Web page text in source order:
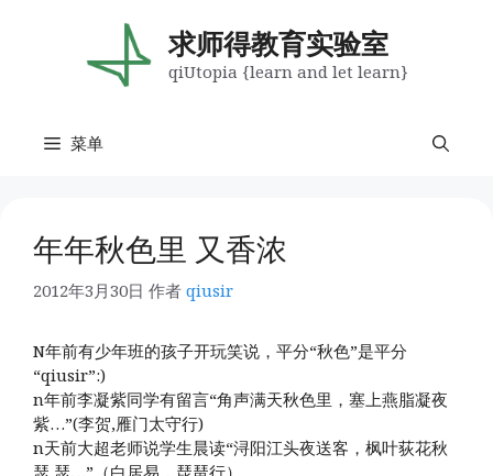
求师得教育实验室
qiUtopia {learn and let learn}
菜单
年年秋色里 又香浓
2012年3月30日 作者 qiusir
N年前有少年班的孩子开玩笑说，平分“秋色”是平分
“qiusir”:)
n年前李凝紫同学有留言“角声满天秋色里，塞上燕脂凝夜
紫…”(李贺,雁门太守行)
n天前大超老师说学生晨读“浔阳江头夜送客，枫叶荻花秋
瑟 瑟…”（白居易，琵琶行）